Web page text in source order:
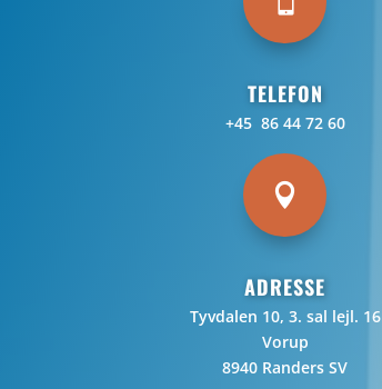
TELEFON
+45 86 44 72 60

ADRESSE
Tyvdalen 10, 3. sal lejl. 16
Vorup
8940 Randers SV